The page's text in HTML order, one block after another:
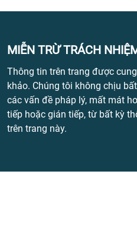
MIỄN TRỪ TRÁCH
Thông tin trên trang được
khảo. Chúng tôi không chịu
các vấn đề pháp lý, mất mát
tiếp hoặc gián tiếp, từ bất kỳ
trên trang này.